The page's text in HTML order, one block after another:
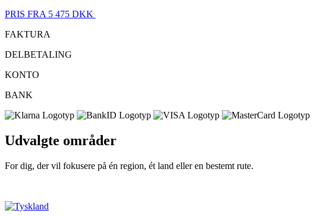
PRIS FRA 5 475 DKK
FAKTURA
DELBETALING
KONTO
BANK
Udvalgte områder
For dig, der vil fokusere på én region, ét land eller en bestemt rute.